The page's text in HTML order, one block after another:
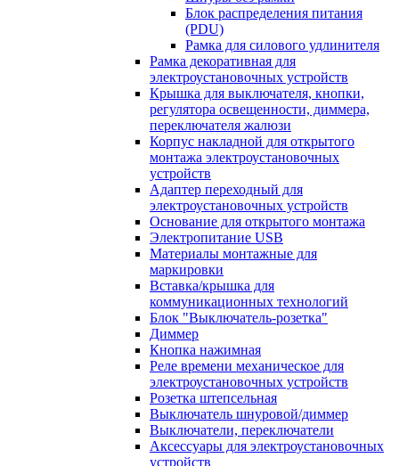
Блок распределения питания
(PDU)
Рамка для силового удлинителя
Рамка декоративная для
электроустановочных устройств
Крышка для выключателя, кнопки,
регулятора освещенности, диммера,
переключателя жалюзи
Корпус накладной для открытого
монтажа электроустановочных
устройств
Адаптер переходный для
электроустановочных устройств
Основание для открытого монтажа
Электропитание USB
Материалы монтажные для
маркировки
Вставка/крышка для
коммуникационных технологий
Блок "Выключатель-розетка"
Диммер
Кнопка нажимная
Реле времени механическое для
электроустановочных устройств
Розетка штепсельная
Выключатель шнуровой/диммер
Выключатели, переключатели
Аксессуары для электроустановочных
устройств